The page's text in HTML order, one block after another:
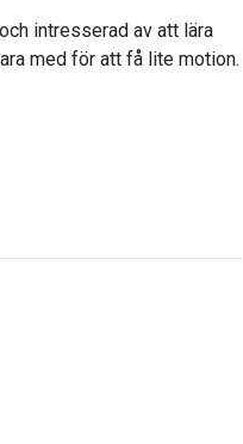
intresserad av att lära
med för att få lite motion.